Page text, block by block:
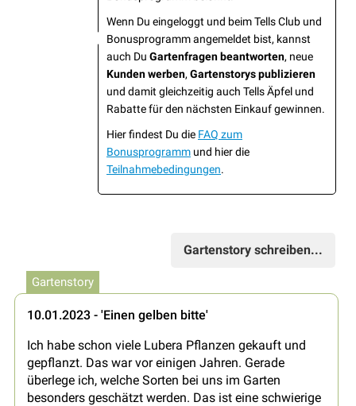
Wenn Du eingeloggt und beim Tells Club und
Bonusprogramm angemeldet bist, kannst
auch Du Gartenfragen beantworten, neue
Kunden werben, Gartenstorys publizieren
und damit gleichzeitig auch Tells Äpfel und
Rabatte für den nächsten Einkauf gewinnen.
Hier findest Du die FAQ zum
Bonusprogramm und hier die
Teilnahmebedingungen.
Gartenstory schreiben...
Gartenstory
10.01.2023 - 'Einen gelben bitte'
Ich habe schon viele Lubera Pflanzen gekauft und
gepflanzt. Das war vor einigen Jahren. Gerade
überlege ich, welche Sorten bei uns im Garten
besonders geschätzt werden. Das ist eine schwierige